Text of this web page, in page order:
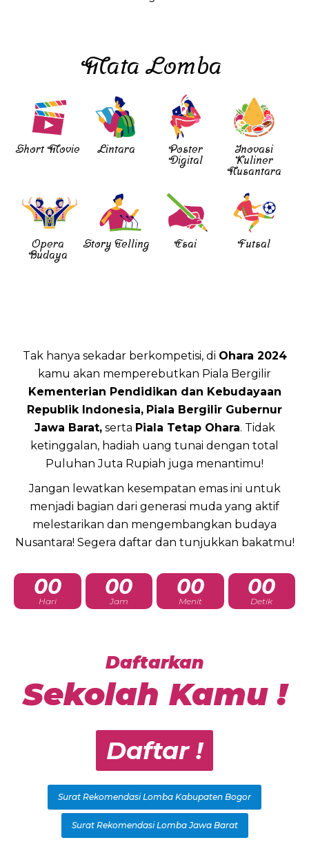
Mata Lomba
Short Movie Lintara
Poster
Digital
Inovasi
Kuliner
Nusantara
Opera
Budaya
Story Telling Esai Futsal
Tak hanya sekadar berkompetisi, di Ohara 2024
kamu akan memperebutkan Piala Bergilir
Kementerian Pendidikan dan Kebudayaan
Republik Indonesia, Piala Bergilir Gubernur
Jawa Barat,serta Piala Tetap Ohara. Tidak
ketinggalan, hadiah uang tunai dengan total
Puluhan Juta Rupiah juga menantimu!
Jangan lewatkan kesempatan emas ini untuk
menjadi bagian dari generasi muda yang aktif
melestarikan dan mengembangkan budaya
Nusantara! Segera daftar dan tunjukkan bakatmu!
00
Hari
00
Jam
00
Menit
00
Detik
Daftarkan
Sekolah Kamu !
Daftar !
Surat Rekomendasi Lomba Kabupaten Bogor
Surat Rekomendasi Lomba Jawa Barat